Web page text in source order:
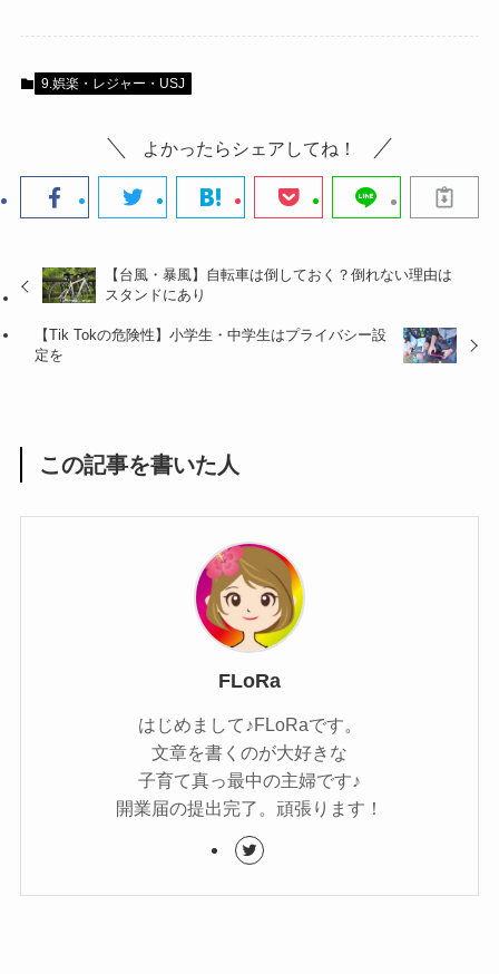
9.娯楽・レジャー・USJ
よかったらシェアしてね！
【台風・暴風】自転車は倒しておく？倒れない理由は
スタンドにあり
【Tik Tokの危険性】小学生・中学生はプライバシー設
定を
この記事を書いた人
FLoRa
はじめまして♪FLoRaです。
文章を書くのが大好きな
子育て真っ最中の主婦です♪
開業届の提出完了。頑張ります！